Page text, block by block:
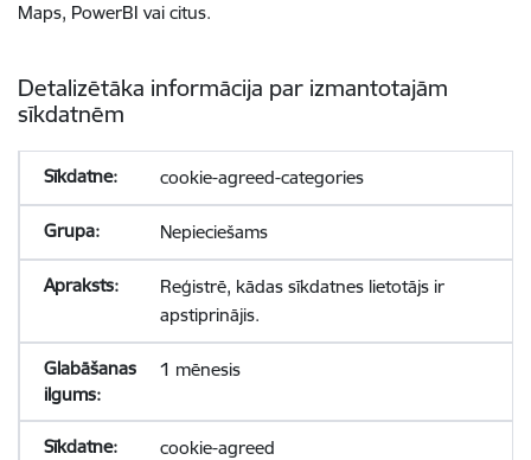
Maps, PowerBI vai citus.
Detalizētāka informācija par izmantotajām
sīkdatnēm
cookie-agreed-categories
Nepieciešams
Reģistrē, kādas sīkdatnes lietotājs ir
apstiprinājis.
1 mēnesis
cookie-agreed